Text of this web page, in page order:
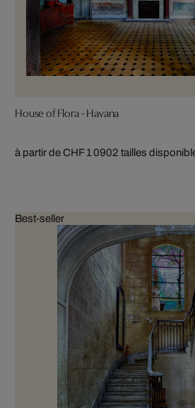
House of Flora - Havana
à partir de CHF 1 0902 tailles
Best-seller